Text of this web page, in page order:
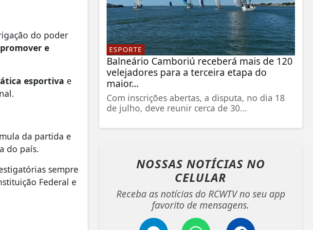
do poder
promover e
esportiva e
da partida e
do país.
sempre
Federal e
ESPORTE
Balneário Camboriú receberá mais de 120
velejadores para a terceira etapa do
maior...
Com inscrições abertas, a disputa, no dia 18
de julho, deve reunir cerca de 30...
NOSSAS NOTÍCIAS NO
CELULAR
Receba as notícias do RCWTV no seu app
favorito de mensagens.